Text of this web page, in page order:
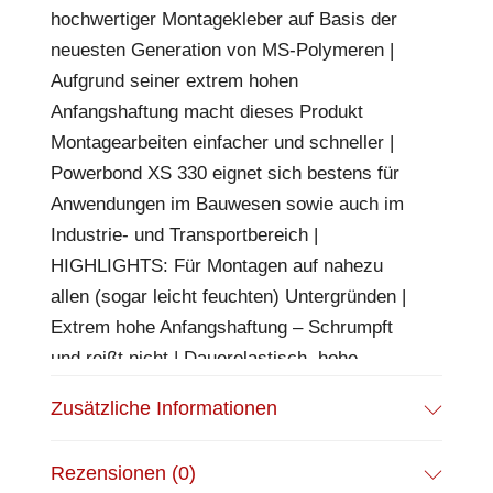
hochwertiger Montagekleber auf Basis der
neuesten Generation von MS-Polymeren |
Aufgrund seiner extrem hohen
Anfangshaftung macht dieses Produkt
Montagearbeiten einfacher und schneller |
Powerbond XS 330 eignet sich bestens für
Anwendungen im Bauwesen sowie auch im
Industrie- und Transportbereich |
HIGHLIGHTS: Für Montagen auf nahezu
allen (sogar leicht feuchten) Untergründen |
Extrem hohe Anfangshaftung – Schrumpft
und reißt nicht | Dauerelastisch, hohe
Lösungsmittel, schädliche Weichmacher und
°C bis +100 °C | Dauerhafte
Zusätzliche Informationen
Rezensionen (0)